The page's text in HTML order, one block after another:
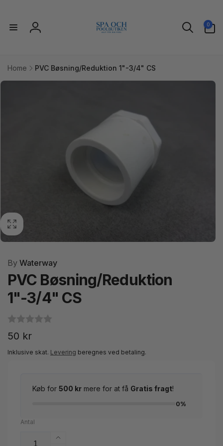
Log
0
varer
Home
PVC Bøsning/Reduktion 1"-3/4" CS
By Waterway
PVC Bøsning/Reduktion
1"-3/4" CS
Normalpris
50 kr
Inklusive skat. Levering beregnes ved betaling.
Køb for 500 kr mere for at få Gratis fragt!
0%
Antal
Øg